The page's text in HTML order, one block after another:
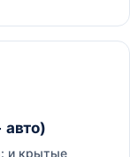
авто)
и крытые